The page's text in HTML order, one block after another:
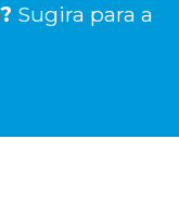
Sugira para a